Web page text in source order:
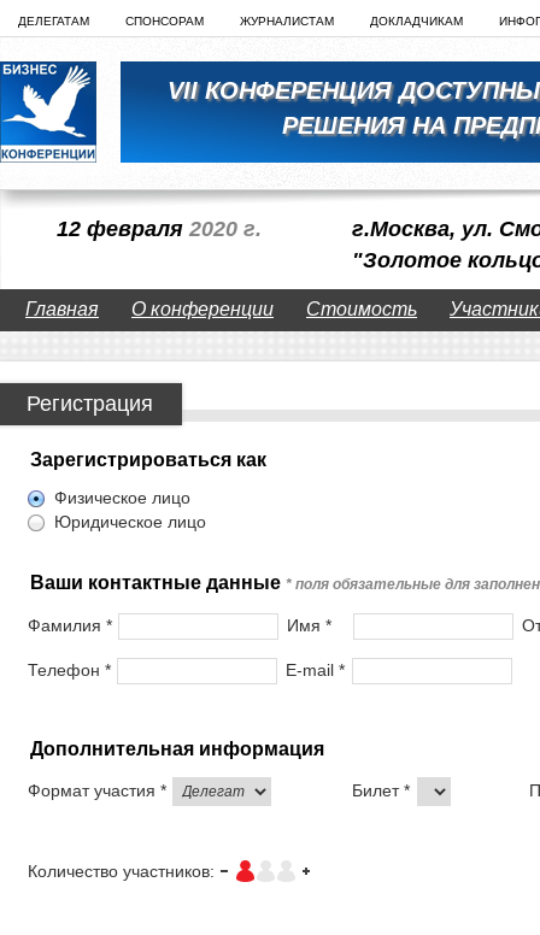
ДЕЛЕГАТАМ СПОНСОРАМ ЖУРНАЛИСТАМ ДОКЛАДЧИКАМ
VII КОНФЕРЕНЦИЯ
РЕШЕНИЯ НА
12 февраля 2020 г.
г.Москва, ул.
"Золотое
Главная О конференции Стоимость
Регистрация
Зарегистрироваться как
Физическое лицо
Юридическое лицо
Ваши контактные данные * поля обязательные для
Фамилия * Имя *
Телефон * E-mail *
Дополнительная информация
Формат участия * Билет *
Количество участников: